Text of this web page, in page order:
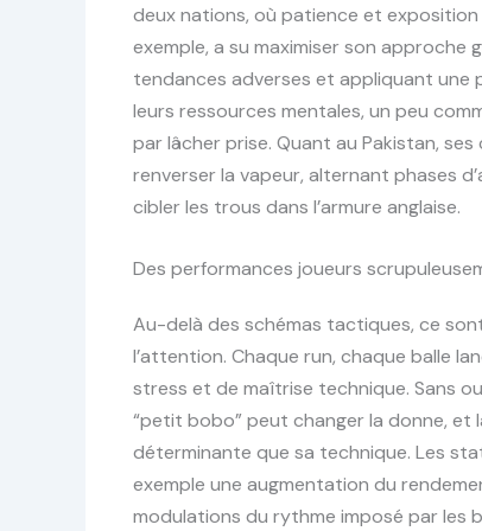
deux nations, où patience et
exemple, a su maximiser son approche
tendances adverses et appliquant une
leurs ressources mentales, un peu
par lâcher prise. Quant au Pakistan,
renverser la vapeur, alternant phases
cibler les trous dans l’armure anglaise.
Des performances joueurs
Au-delà des schémas tactiques, ce
l’attention. Chaque run, chaque balle
stress et de maîtrise technique. Sans
“petit bobo” peut changer la donne, et
déterminante que sa technique. Les
exemple une augmentation du
modulations du rythme imposé par les